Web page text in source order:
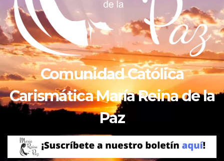
Comunidad Católica
Carismática María Reina de la
Paz